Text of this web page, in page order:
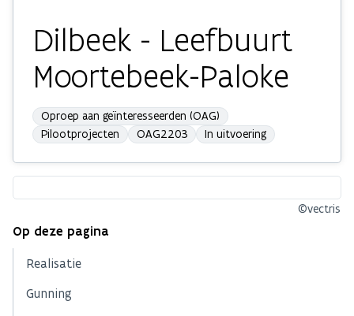
Dilbeek - Leefbuurt
Moortebeek-Paloke
Oproep aan geïnteresseerden (OAG)
Pilootprojecten
OAG2203 In uitvoering
©vectris
Op deze pagina
Realisatie
Gunning